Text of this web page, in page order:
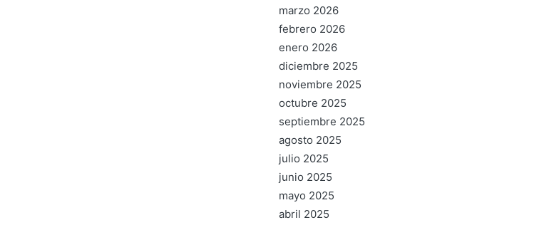
marzo 2026
febrero 2026
enero 2026
diciembre 2025
noviembre 2025
octubre 2025
septiembre 2025
agosto 2025
julio 2025
junio 2025
mayo 2025
abril 2025